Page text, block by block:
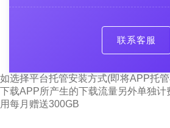
联系客服
如选择平台托管安装方式(即将APP托
下载APP所产生的下载流量另外单独计
用每月赠送300GB